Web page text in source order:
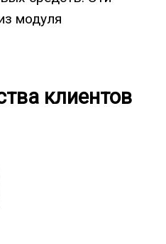
модуля
клиентов